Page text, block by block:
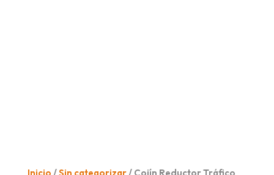
Inicio /Sin categorizar / Cojín Reductor Tráfico